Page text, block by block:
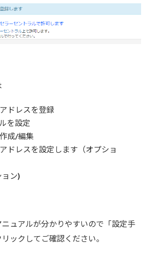
ドレスを登録
を設定
成/編集
ドレスを設定します（オプショ
ン)
ュアルが分かりやすいので「設定手
ックしてご確認ください。